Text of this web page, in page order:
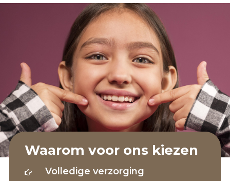
Waarom voor ons kiezen
Volledige verzorging